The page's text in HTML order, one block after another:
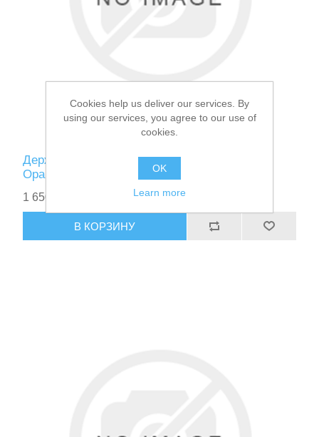
Держатель датчика эхолота Следопыт
Оранжевый Прямой Площадка
1 650,00 ₽
В КОРЗИНУ
Cookies help us deliver our services. By
using our services, you agree to our use of
cookies.
OK
Learn more